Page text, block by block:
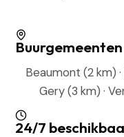
Buurgemeenten
Beaumont (2 km)
Gery (3 km) ·
24/7